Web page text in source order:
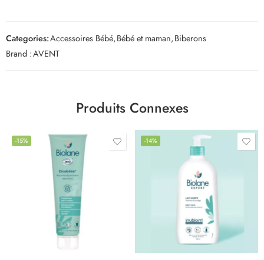
Categories:Accessoires Bébé,Bébé et maman,Biberons
Brand :AVENT
Produits Connexes
-15% -14%